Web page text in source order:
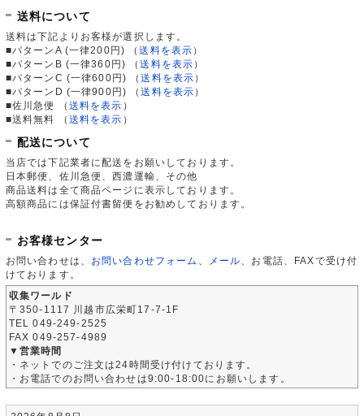
送料について
送料は下記よりお客様が選択します。
■パターンA (一律200円)
（送料を表示 ）
■パターンB (一律360円)
（送料を表示 ）
■パターンC (一律600円)
（送料を表示 ）
■パターンD (一律900円)
（送料を表示 ）
■佐川急便
（ 送料を表示 ）
■送料無料
（ 送料を表示 ）
配送について
当店では下記業者に配送をお願いしております。
日本郵便、佐川急便、西濃運輸、その他
商品送料は全て商品ページに表示しております。
高額商品には保証付書留便をお勧めしております。
お客様センター
お問い合わせは、 お問い合わせフォーム メール 、お電話、FAXで受け付
けております。
収集ワールド
〒350-1117 川越市広栄町17-7-1F
TEL 049-249-2525
FAX 049-257-4989
▼営業時間
・ネットでのご注文は24時間受け付けております。
・お電話でのお問い合わせは9:00-18:00にお願いします。